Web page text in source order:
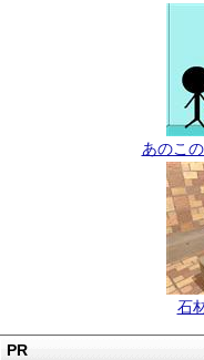
あのこ
石
PR